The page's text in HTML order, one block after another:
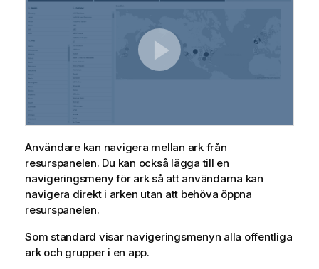
Användare kan navigera mellan ark från
resurspanelen. Du kan också lägga till en
navigeringsmeny för ark så att användarna kan
navigera direkt i arken utan att behöva öppna
resurspanelen.
Som standard visar navigeringsmenyn alla offentliga
ark och grupper i en app.